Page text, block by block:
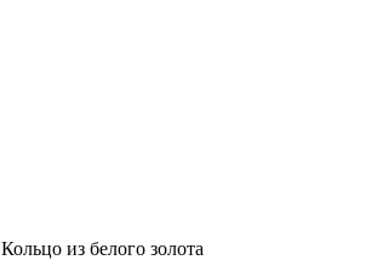
Кольцо из белого золота